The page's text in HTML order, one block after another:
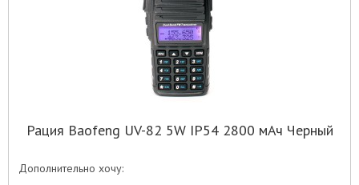
Рация Baofeng UV-82 5W IP54 2800 мАч Черный
Дополнительно хочу: